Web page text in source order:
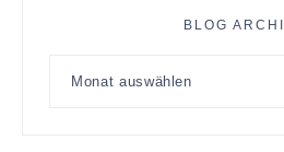
BLOG